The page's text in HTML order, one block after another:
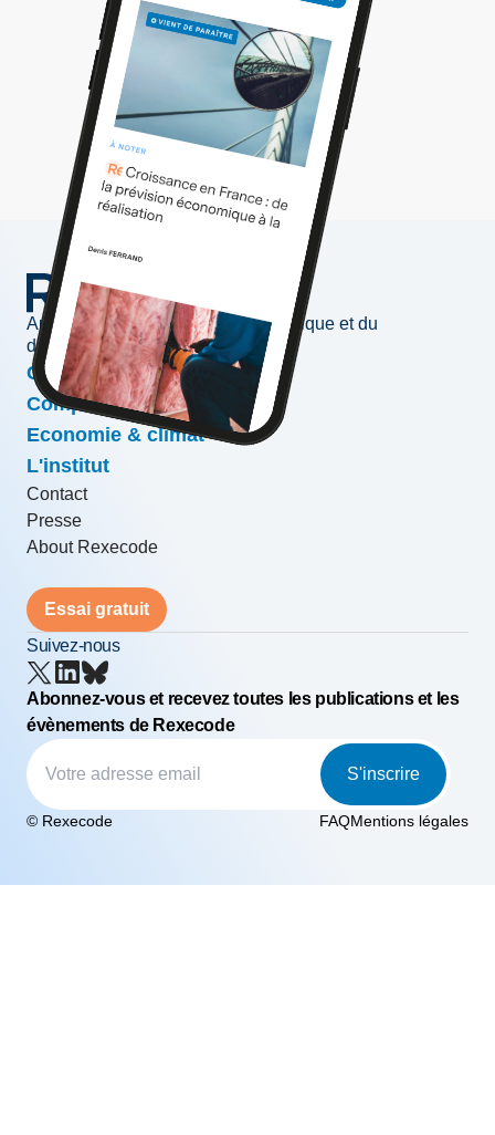
Au service de l'information économique et du
développement des entreprises
Conjoncture & prévisions
Compétitivité & croissance
Economie & climat
L'institut
Contact
Presse
About Rexecode
Essai gratuit
Suivez-nous
Abonnez-vous et recevez toutes les publications et les
évènements de Rexecode
S'inscrire
© Rexecode FAQMentions légales